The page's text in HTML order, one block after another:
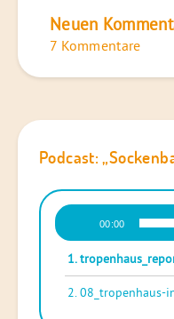
Neuen
7 Kommentare
Podcast:
Audio-
Player
00:00
1.
2.08_tropenhaus-